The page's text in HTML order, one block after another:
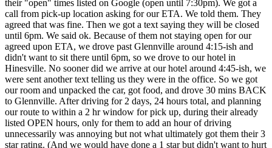
their "open" times listed on Google (open until 7:30pm). We got a
call from pick-up location asking for our ETA. We told them. They
agreed that was fine. Then we got a text saying they will be closed
until 6pm. We said ok. Because of them not staying open for our
agreed upon ETA, we drove past Glennville around 4:15-ish and
didn't want to sit there until 6pm, so we drove to our hotel in
Hinesville. No sooner did we arrive at our hotel around 4:45-ish, we
were sent another text telling us they were in the office. So we got
our room and unpacked the car, got food, and drove 30 mins BACK
to Glennville. After driving for 2 days, 24 hours total, and planning
our route to within a 2 hr window for pick up, during their already
listed OPEN hours, only for them to add an hour of driving
unnecessarily was annoying but not what ultimately got them their 3
star rating. (And we would have done a 1 star but didn't want to hurt